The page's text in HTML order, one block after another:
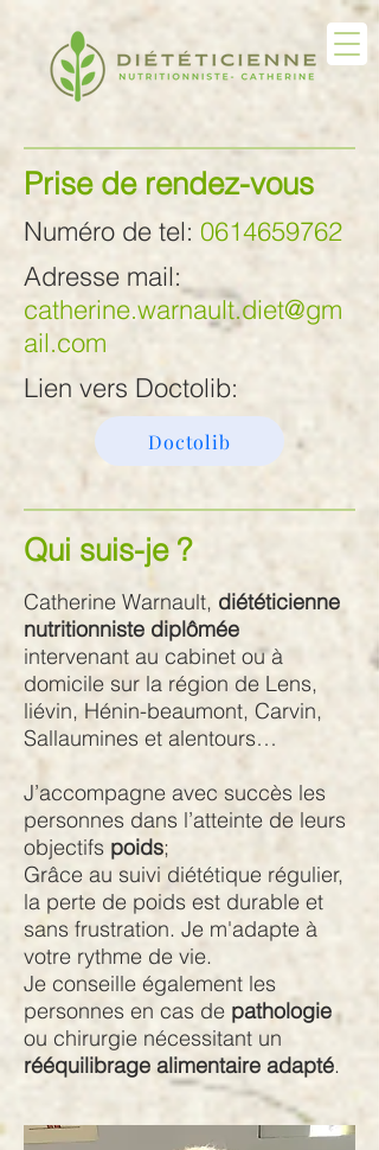
Prise de rendez-vous
Numéro de tel: 0614659762
Adresse mail:
catherine.warnault.diet@gm
ail.com
Lien vers Doctolib:
Doctolib
Qui suis-je ?
Catherine Warnault, diététicienne
nutritionniste diplômée
intervenant au cabinet ou à
domicile sur la région de Lens,
liévin, Hénin-beaumont, Carvin,
Sallaumines et alentours…
J’accompagne avec succès les
personnes dans l’atteinte de leurs
objectifs poids;
Grâce au suivi diététique régulier,
la perte de poids est durable et
sans frustration. Je m'adapte à
votre rythme de vie.
Je conseille également les
personnes en cas de pathologie
ou chirurgie nécessitant un
rééquilibrage alimentaire adapté.